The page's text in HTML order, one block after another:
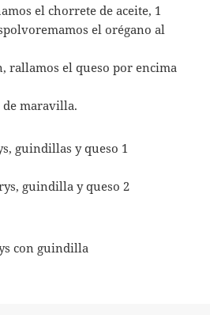
el chorrete de aceite, 1
el orégano al
rallamos el queso por encima
maravilla.